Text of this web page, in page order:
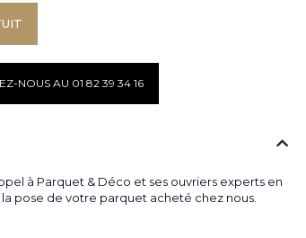
NOUS AU 01 82 39 34 16
à Parquet & Déco et ses ouvriers experts en
pose de votre parquet acheté chez nous.